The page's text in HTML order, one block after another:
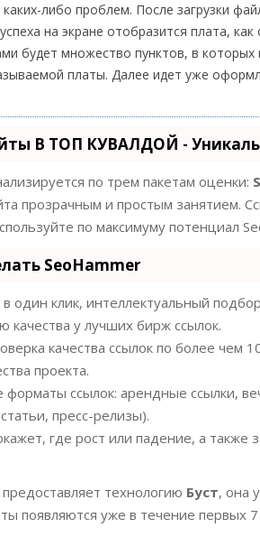
либо проблем. После загрузки
на экране отобразится плата,
будет множество пунктов, в
платы. Далее идет уже
В ТОП КУВАЛДОЙ -
по трем пакетам оценки:
прозрачным и простым занятием.
по максимуму потенциал
SeoHammer
клик, интеллектуальный
качества у лучших бирж ссылок.
качества ссылок по более чем
проекта.
ссылок: арендные ссылки,
пресс-релизы).
где рост или падение, а также
технологию Буст, она
появляются уже в течение первых